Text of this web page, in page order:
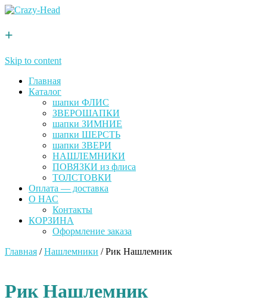
+
Skip to content
Главная
Каталог
шапки ФЛИС
ЗВЕРОШАПКИ
шапки ЗИМНИЕ
шапки ШЕРСТЬ
шапки ЗВЕРИ
НАШЛЕМНИКИ
ПОВЯЗКИ из флиса
ТОЛСТОВКИ
Оплата — доставка
О НАС
Контакты
КОРЗИНА
Оформление заказа
Главная /Нашлемники / Рик Нашлемник
Рик Нашлемник